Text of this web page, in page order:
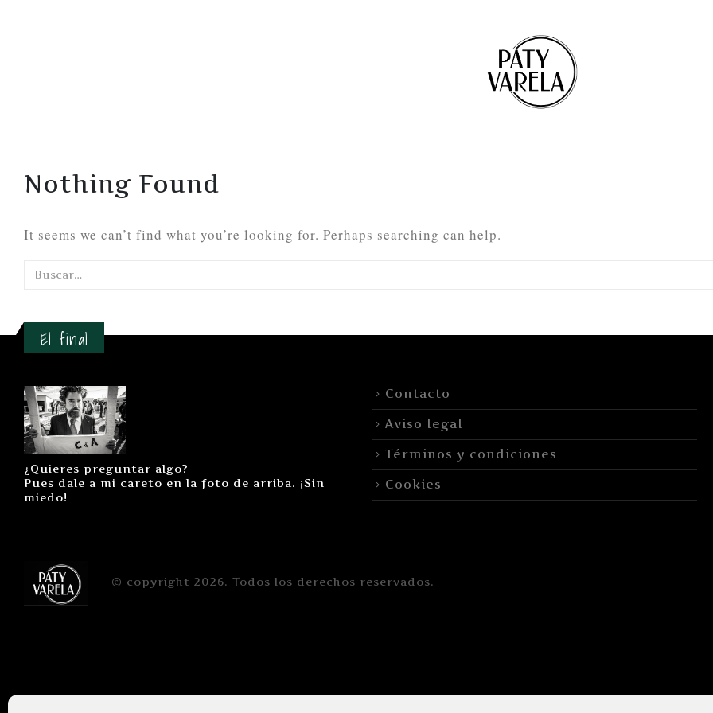
Nothing Found
It seems we can’t find what you’re looking for. Perhaps searching can help.
El final
¿Quieres preguntar algo?
Pues dale a mi careto en la foto de arriba. ¡Sin
miedo!
Contacto
Aviso legal
Términos y condiciones
Cookies
© copyright 2026. Todos los derechos reservados.